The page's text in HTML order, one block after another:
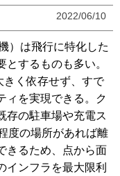
2022/06/10
）は飛行に特化した
するものも多い。
きく依存せず、すで
ィを実現できる。ク
存の駐車場や充電ス
度の場所があれば離
きるため、点から面
インフラを最大限利